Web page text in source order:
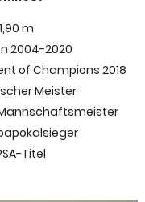
1,90 m
2004-2020
of Champions 2018
Meister
Titel